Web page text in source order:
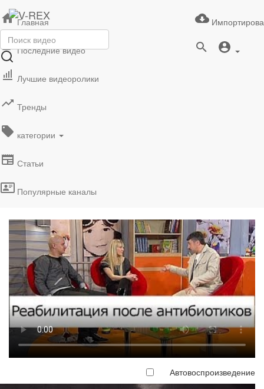
Главная
Последние видео
Лучшие видеоролики
Тренды
категории
Статьи
Популярные каналы
Автовоспроизведение